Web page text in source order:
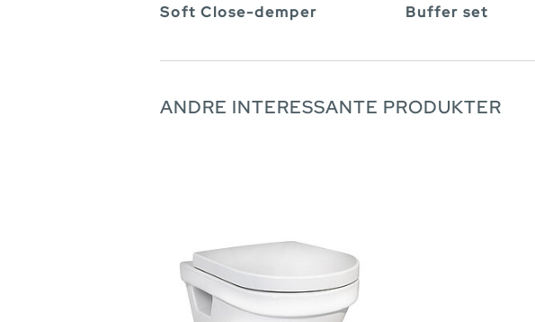
Soft Close-demper Buffer set
ANDRE INTERESSANTE PRODUKTER